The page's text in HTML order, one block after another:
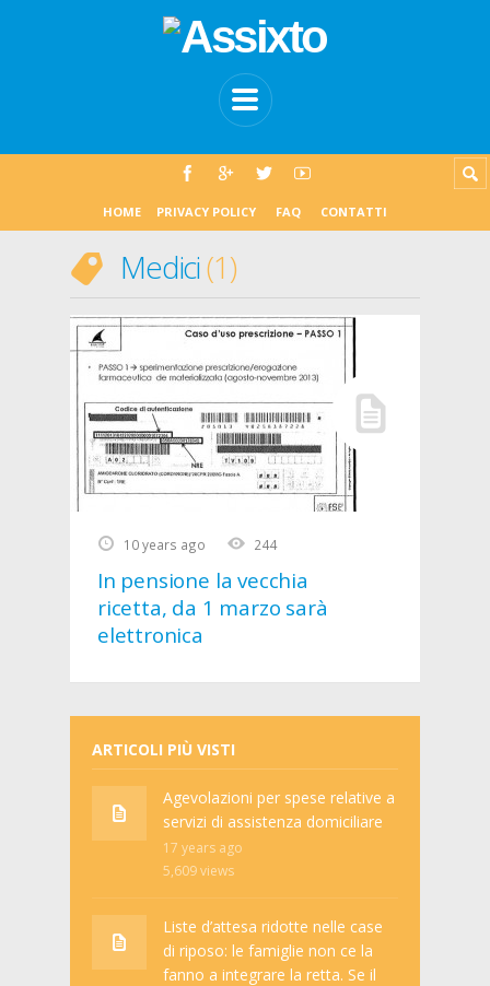
HOME PRIVACY POLICY FAQ CONTATTI
Medici1
10 years ago 244
In pensione la vecchia
ricetta, da 1 marzo sarà
elettronica
ARTICOLI PIÙ VISTI
Agevolazioni per spese relative a
servizi di assistenza domiciliare
17 years ago
5,609views
Liste d’attesa ridotte nelle case
di riposo: le famiglie non ce la
fanno a integrare la retta. Se il